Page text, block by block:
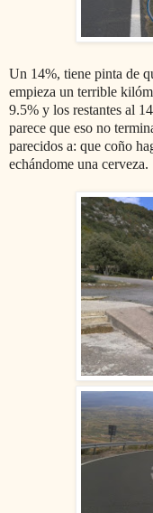
Un 14%, tiene pinta de
empieza un terrible
9.5% y los restantes al
parece que eso no
parecidos a: que coño
echándome una cerveza.